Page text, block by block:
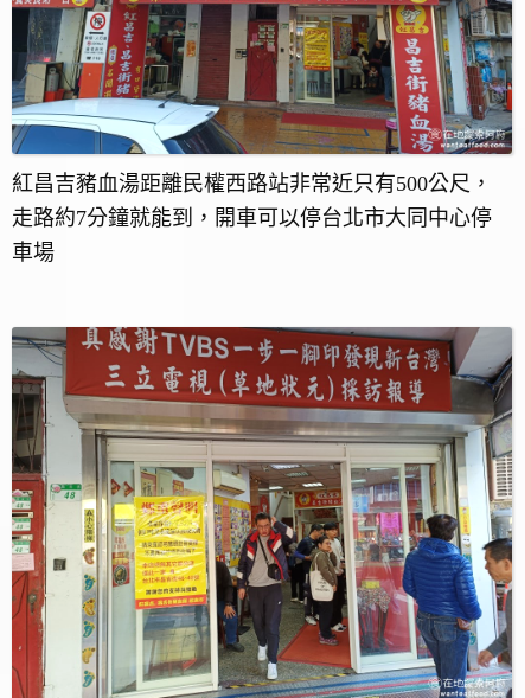
紅昌吉豬血湯距離民權西路站非常近只有500公尺，
走路約7分鐘就能到，開車可以停台北市大同中心停
車場